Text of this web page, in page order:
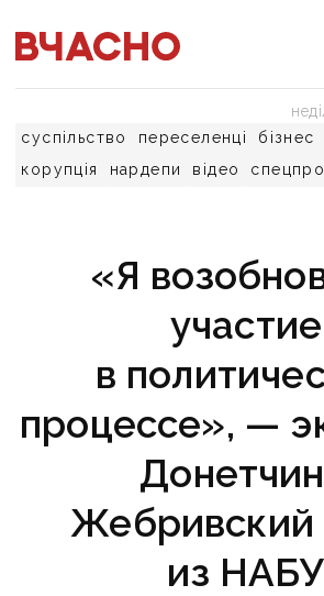
суспільство переселенці бізнес
корупція
нардепи відео
«Я
участие
в
процессе», —
Жебривский
из НАБУ